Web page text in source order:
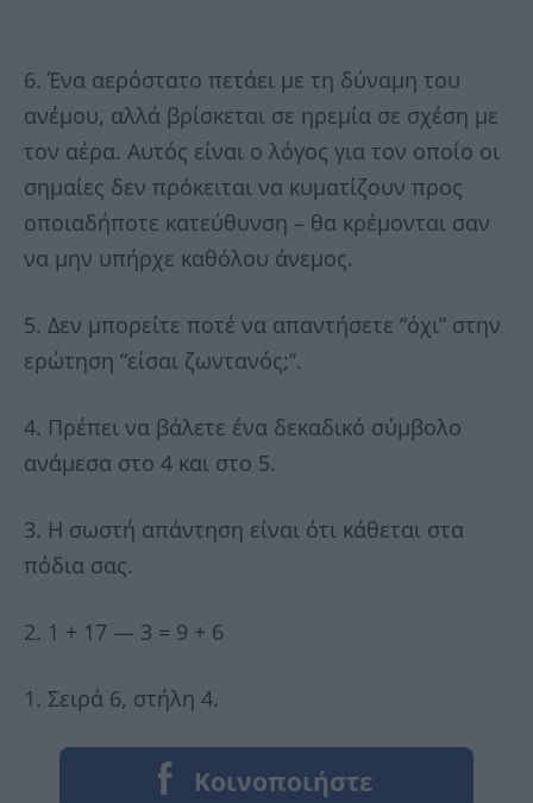
6. Ένα αερόστατο πετάει με τη δύναμη του
ανέμου, αλλά βρίσκεται σε ηρεμία σε σχέση με
τον αέρα. Αυτός είναι ο λόγος για τον οποίο οι
σημαίες δεν πρόκειται να κυματίζουν προς
οποιαδήποτε κατεύθυνση – θα κρέμονται σαν
να μην υπήρχε καθόλου άνεμος.
5. Δεν μπορείτε ποτέ να απαντήσετε “όχι” στην
ερώτηση “είσαι ζωντανός;”.
4. Πρέπει να βάλετε ένα δεκαδικό σύμβολο
ανάμεσα στο 4 και στο 5.
3. Η σωστή απάντηση είναι ότι κάθεται στα
πόδια σας.
2. 1 + 17 — 3 = 9 + 6
1. Σειρά 6, στήλη 4.